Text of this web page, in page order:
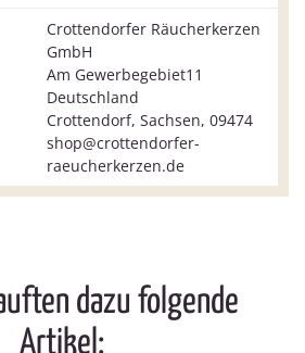
Crottendorfer Räucherkerzen
GmbH
Am Gewerbegebiet11
Deutschland
Crottendorf, Sachsen, 09474
shop@crottendorfer-
raeucherkerzen.de
dazu folgende
Artikel: